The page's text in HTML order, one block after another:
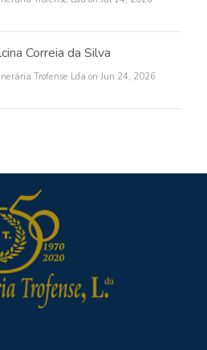
Correia da Silva
Trofense Lda on Jun 24, 2026